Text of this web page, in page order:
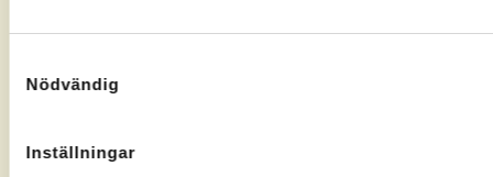
Nödvändig
Inställningar